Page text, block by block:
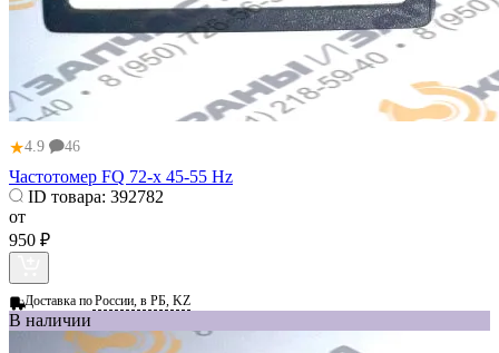
★4.9 46
Частотомер FQ 72-х 45-55 Hz
ID товара: 392782
от
950 ₽
Доставка поРоссии, в РБ, KZ
В наличии